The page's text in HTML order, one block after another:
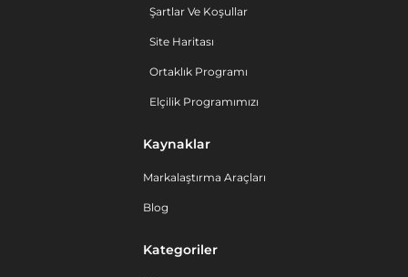
Şartlar Ve Koşullar
Site Haritası
Ortaklık Programı
Elçilik Programımızı
Kaynaklar
Markalaştırma Araçları
Blog
Kategoriler